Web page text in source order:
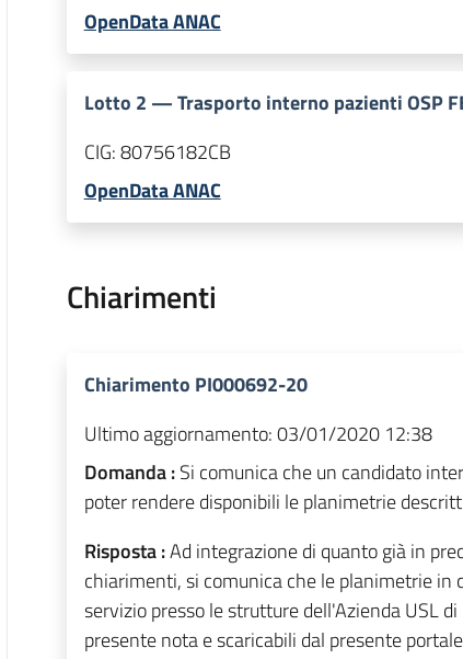
OpenData ANAC
Lotto 2 —Trasporto interno pazienti OSP
CIG:80756182CB
OpenData ANAC
Chiarimenti
Chiarimento PI000692-20
Ultimo aggiornamento:03/01/2020 12:38
Domanda :Si comunica che un candidato
poter rendere disponibili le planimetrie
Risposta :Ad integrazione di quanto già in
chiarimenti, si comunica che le planimetrie in
servizio presso le strutture dell'Azienda USL
presente nota e scaricabili dal presente